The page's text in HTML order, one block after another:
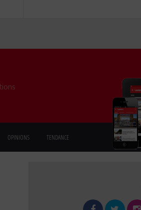
OPINIONS TENDANCE